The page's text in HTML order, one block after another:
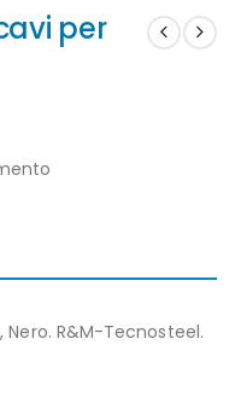
per
R&M-Tecnosteel.